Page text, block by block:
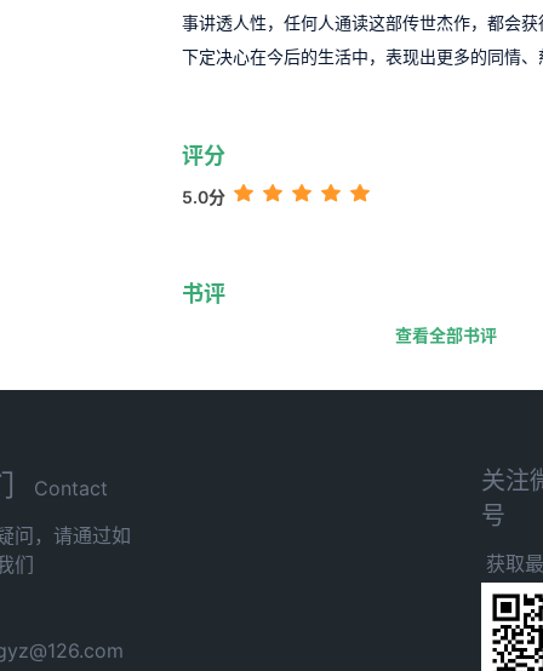
事讲透人性，任何人通读这部传世杰作，都会
下定决心在今后的生活中，表现出更多的同情
评分
5.0分
书评
查看全部书评
Contact
问，请通过如
们
关注
号
获取